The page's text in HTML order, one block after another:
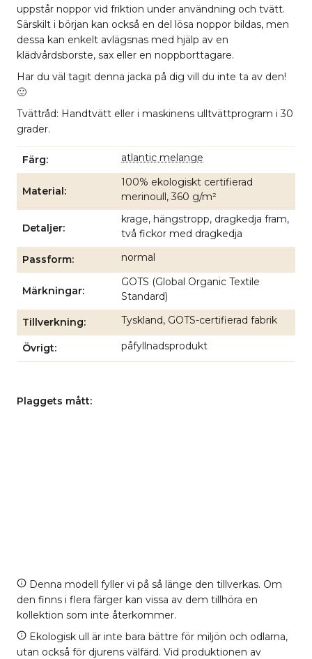
uppstår noppor vid friktion under användning och tvätt.
Särskilt i början kan också en del lösa noppor bildas, men
dessa kan enkelt avlägsnas med hjälp av en
klädvårdsborste, sax eller en noppborttagare.
Har du väl tagit denna jacka på dig vill du inte ta av den!
🙂
Tvättråd: Handtvätt eller i maskinens ulltvättprogram i 30
grader.
Färg atlantic melange
Material
100% ekologiskt certifierad
merinoull, 360 g/m²
Detaljer
krage, hängstropp, dragkedja fram,
två fickor med dragkedja
Passform normal
Märkningar
GOTS (Global Organic Textile
Standard)
Tillverkning Tyskland, GOTS-certifierad fabrik
Övrigt påfyllnadsprodukt
Plaggets mått:
Denna modell fyller vi på så länge den tillverkas. Om
den finns i flera färger kan vissa av dem tillhöra en
kollektion som inte återkommer.
Ekologisk ull är inte bara bättre för miljön och odlarna,
utan också för djurens välfärd. Vid produktionen av